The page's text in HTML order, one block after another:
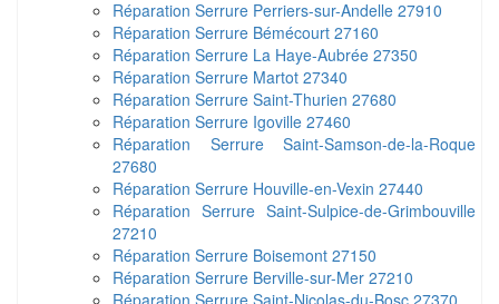
Réparation Serrure Perriers-sur-Andelle 27910
Réparation Serrure Bémécourt 27160
Réparation Serrure La Haye-Aubrée 27350
Réparation Serrure Martot 27340
Réparation Serrure Saint-Thurien 27680
Réparation Serrure Igoville 27460
Réparation Serrure Saint-Samson-de-la-Roque
27680
Réparation Serrure Houville-en-Vexin 27440
Réparation Serrure Saint-Sulpice-de-Grimbouville
27210
Réparation Serrure Boisemont 27150
Réparation Serrure Berville-sur-Mer 27210
Réparation Serrure Saint-Nicolas-du-Bosc 27370